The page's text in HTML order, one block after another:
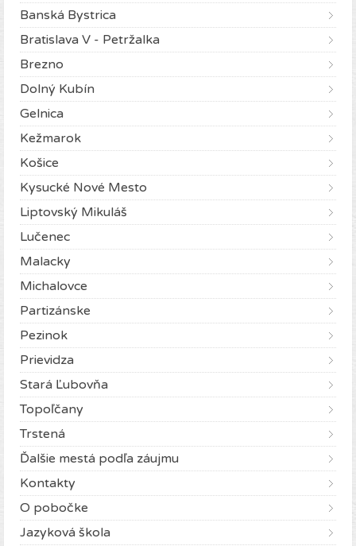
Banská Bystrica
Bratislava V - Petržalka
Brezno
Dolný Kubín
Gelnica
Kežmarok
Košice
Kysucké Nové Mesto
Liptovský Mikuláš
Lučenec
Malacky
Michalovce
Partizánske
Pezinok
Prievidza
Stará Ľubovňa
Topoľčany
Trstená
Ďalšie mestá podľa záujmu
Kontakty
O pobočke
Jazyková škola